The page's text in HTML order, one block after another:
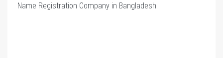
Name Registration Company in Bangladesh